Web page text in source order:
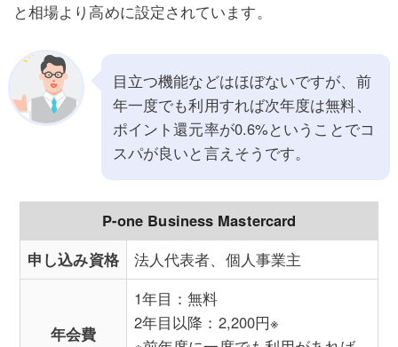
と相場より高めに設定されています。
目立つ機能などはほぼないですが、前
年一度でも利用すれば次年度は無料、
ポイント還元率が0.6%ということでコ
スパが良いと言えそうです。
P-one Business Mastercard
申し込み資格
法人代表者、個人事業主
年会費
1年目：無料
2年目以降：2,200円※